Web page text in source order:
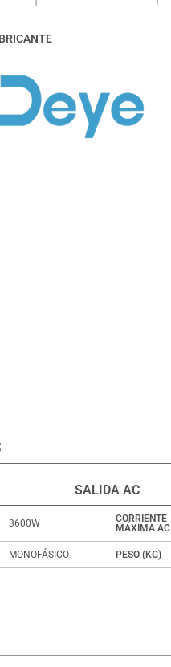
SALIDA AC
3600W
CORRIENTE
MÁXIMA AC
MONOFÁSICO PESO (KG)